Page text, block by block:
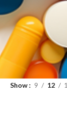
Show 9 12